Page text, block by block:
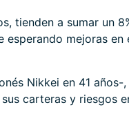
tienden a sumar un
mejoras en
Nikkei en 41
carteras y riesgos